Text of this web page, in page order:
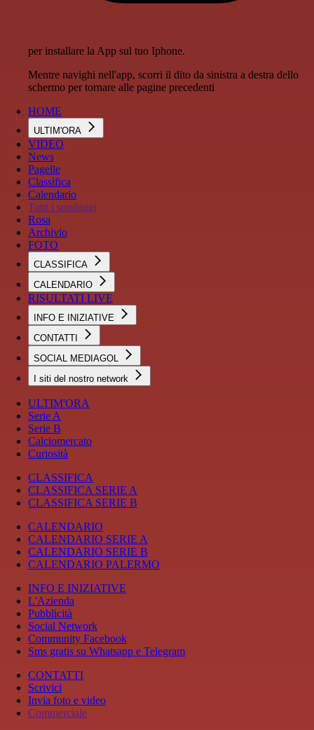
per installare la App sul tuo Iphone.
Mentre navighi nell'app, scorri il dito da sinistra a destra dello
schermo per tornare alle pagine precedenti
HOME
ULTIM'ORA
VIDEO
News
Pagelle
Classifica
Calendario
Tutti i sondaggi
Rosa
Archivio
FOTO
CLASSIFICA
CALENDARIO
RISULTATI LIVE
INFO E INIZIATIVE
CONTATTI
SOCIAL MEDIAGOL
I siti del nostro network
ULTIM'ORA
Serie A
Serie B
Calciomercato
Curiosità
CLASSIFICA
CLASSIFICA SERIE A
CLASSIFICA SERIE B
CALENDARIO
CALENDARIO SERIE A
CALENDARIO SERIE B
CALENDARIO PALERMO
INFO E INIZIATIVE
L'Azienda
Pubblicità
Social Network
Community Facebook
Sms gratis su Whatsapp e Telegram
CONTATTI
Scrivici
Invia foto e video
Commerciale